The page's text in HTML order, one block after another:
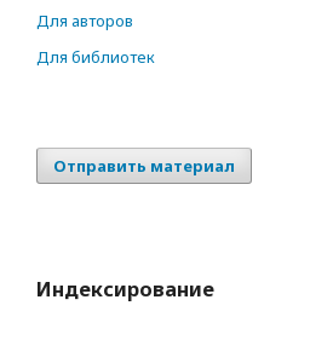
Для авторов
Для библиотек
Отправить материал
Индексирование